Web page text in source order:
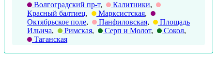
Волгоградский пр-т, Калитники,
Красный балтиец, Марксистская,
Октябрьское поле, Панфиловская,
Площадь
Ильича, Римская, Серп и Молот, Сокол,
Таганская